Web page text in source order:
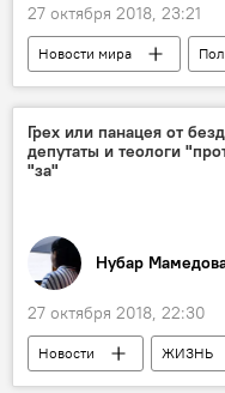
27 октября 2018, 23:21
Новости мира
Грех или панацея от
депутаты и теологи
"за"
Нубар
27 октября 2018, 22:30
Новости ЖИЗНЬ
Колумнисты